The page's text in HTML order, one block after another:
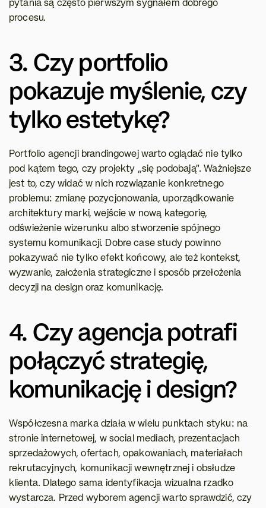
pytania są często pierwszym sygnałem dobrego
procesu.
3. Czy portfolio
pokazuje myślenie, czy
tylko estetykę?
Portfolio agencji brandingowej warto oglądać nie tylko
pod kątem tego, czy projekty „się podobają”. Ważniejsze
jest to, czy widać w nich rozwiązanie konkretnego
problemu: zmianę pozycjonowania, uporządkowanie
architektury marki, wejście w nową kategorię,
odświeżenie wizerunku albo stworzenie spójnego
systemu komunikacji. Dobre case study powinno
pokazywać nie tylko efekt końcowy, ale też kontekst,
wyzwanie, założenia strategiczne i sposób przełożenia
decyzji na design oraz komunikację.
4. Czy agencja potrafi
połączyć strategię,
komunikację i design?
Współczesna marka działa w wielu punktach styku: na
stronie internetowej, w social mediach, prezentacjach
sprzedażowych, ofertach, opakowaniach, materiałach
rekrutacyjnych, komunikacji wewnętrznej i obsłudze
klienta. Dlatego sama identyfikacja wizualna rzadko
wystarcza. Przed wyborem agencji warto sprawdzić, czy